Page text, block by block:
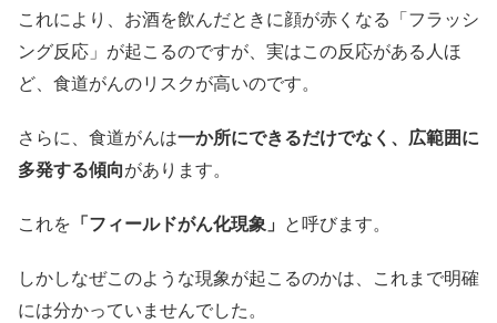
これにより、お酒を飲んだときに顔が赤くなる「フラッシ
ング反応」が起こるのですが、実はこの反応がある人ほ
ど、食道がんのリスクが高いのです。
さらに、食道がんは一か所にできるだけでなく、広範囲に
多発する傾向があります。
これを 「フィールドがん化現象」 と呼びます。
しかしなぜこのような現象が起こるのかは、これまで明確
には分かっていませんでした。